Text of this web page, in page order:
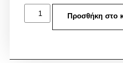
Προσθήκη στο